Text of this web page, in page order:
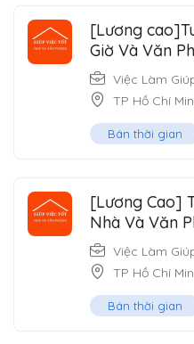
[Lương
Giờ Và Văn
Việc Làm
TP Hồ Chí
Bán thời gian
[Lương Cao]
Nhà Và Văn
Việc Làm
TP Hồ Chí
Bán thời gian